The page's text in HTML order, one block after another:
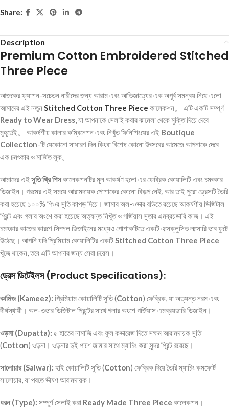
Share:
Description
Premium Cotton Embroidered Stitched
Three Piece
আজকের ফ্যাশন-সচেতন নারীদের জন্য আরাম এবং আভিজাত্যের এক অপূর্ব সমন্বয় নিয়ে এলো
আমাদের এই নতুনStitched Cotton Three Piece কালেকশন。 এটি একটি সম্পূর্ণ
Ready to Wear Dress, যা আপনাকে সেলাই করার ঝামেলা থেকে মুক্তি দিয়ে দেবে
মুহূর্তেই。 আকর্ষণীয় কালার কম্বিনেশন এবং নিখুঁত ফিনিশিংয়ের এই Boutique
Collection-টি যেকোনো সাধারণ দিন কিংবা বিশেষ কোনো উৎসবের আমেজে আপনাকে দেবে
এক চমৎকার ও মার্জিত লুক。
আমাদের এইসুতি থ্রি পিসকালেকশনটির মূল আকর্ষণ হলো এর ফেব্রিক কোয়ালিটি এবং চমৎকার
ডিজাইন। গরমের এই সময়ে আরামদায়ক পোশাকের কোনো বিকল্প নেই, আর তাই পুরো ড্রেসটি তৈরি
করা হয়েছে ১০০% পিওর সুতি কাপড় দিয়ে। জামার অল-ওভার বডিতে রয়েছে আকর্ষণীয় ডিজিটাল
প্রিন্ট এবং গলার অংশে করা হয়েছে অত্যন্ত নিখুঁত ও গর্জিয়াস সুতার এমব্রয়ডারি কাজ। এই
চমৎকার কাজের কারণে সিম্পল ডিজাইনের মধ্যেও পোশাকটিতে একটি এক্সক্লুসিভ লাক্সারি ভাব ফুটে
উঠেছে। আপনি যদি প্রিমিয়াম কোয়ালিটির একটিStitched Cotton Three Piece
খুঁজে থাকেন, তবে এটি আপনার জন্য সেরা চয়েস।
ড্রেস ডিটেইলস (Product Specifications):
কামিজ (Kameez): প্রিমিয়াম কোয়ালিটি সুতি (Cotton) ফেব্রিক, যা অত্যন্ত নরম এবং
দীর্ঘস্থায়ী। অল-ওভার ডিজিটাল প্রিন্টের সাথে গলার অংশে গর্জিয়াস এমব্রয়ডারি ডিজাইন।
ওড়না (Dupatta): ৫ হাতের নামাজি এবং ফুল কভারেজ দিতে সক্ষম আরামদায়ক সুতি
(Cotton) ওড়না। ওড়নার দুই পাশে জামার সাথে ম্যাচিং করা সুন্দর প্রিন্ট রয়েছে।
সালোয়ার (Salwar): হাই কোয়ালিটি সুতি (Cotton) ফেব্রিক দিয়ে তৈরি ম্যাচিং কমফোর্ট
সালোয়ার, যা পরতে ভীষণ আরামদায়ক।
ধরন (Type): সম্পূর্ণ সেলাই করা Ready Made Three Piece কালেকশন।